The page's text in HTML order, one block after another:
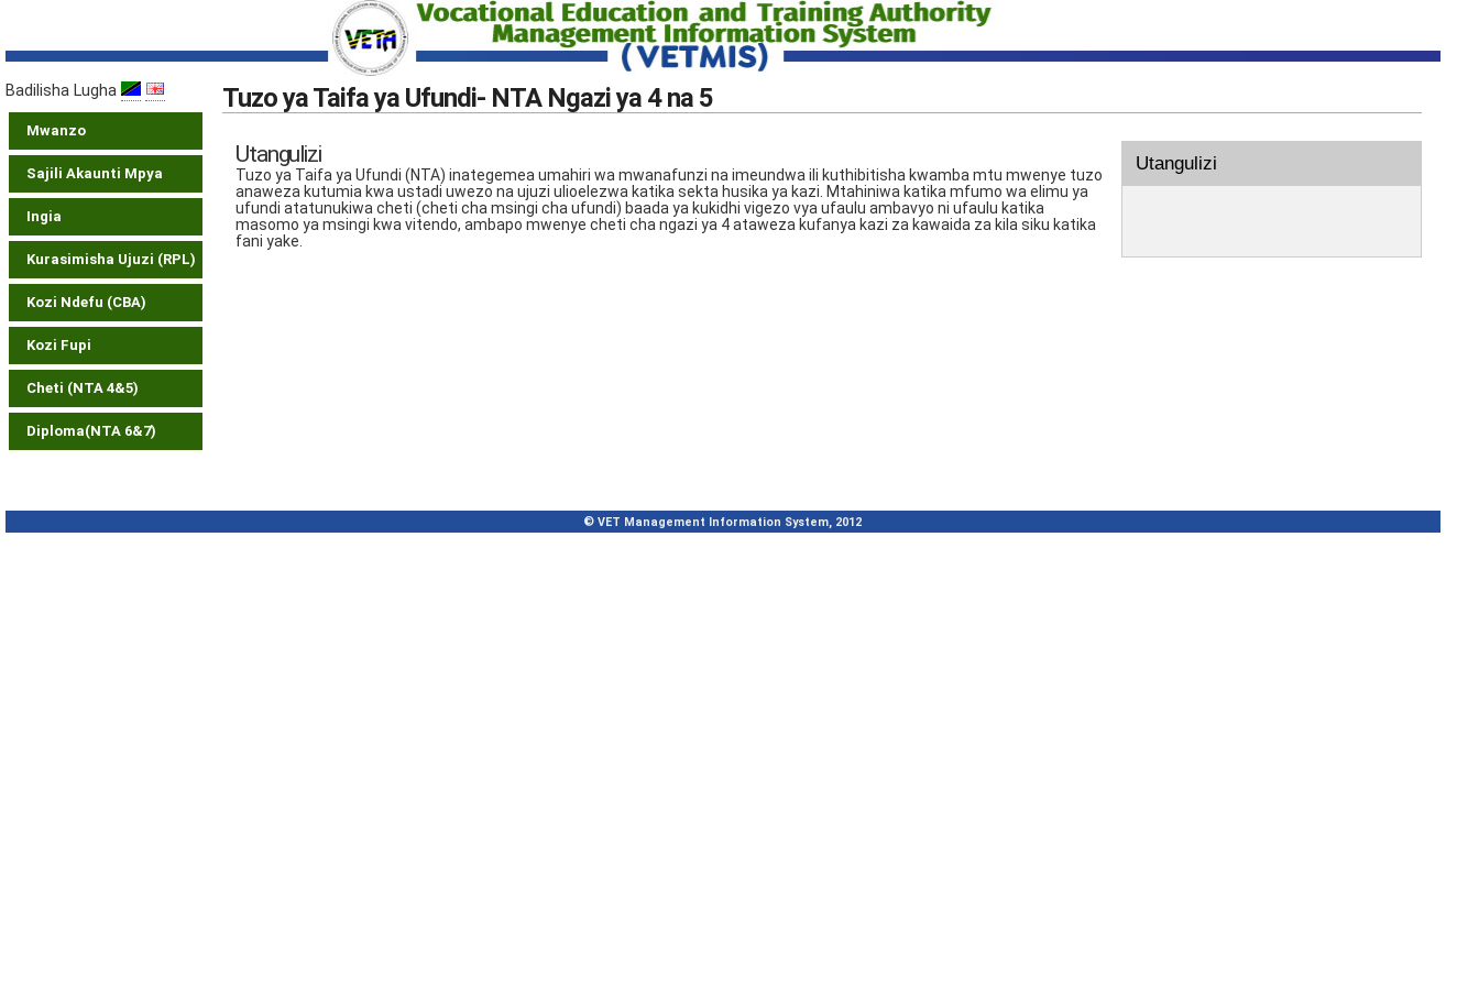
Badilisha Lugha
Mwanzo
Sajili Akaunti Mpya
Ingia
Kurasimisha Ujuzi (RPL)
Kozi Ndefu (CBA)
Kozi Fupi
Cheti (NTA 4&5)
Diploma(NTA 6&7)
Tuzo ya Taifa ya Ufundi- NTA Ngazi ya 4 na 5
Utangulizi
Tuzo ya Taifa ya Ufundi (NTA) inategemea umahiri wa mwanafunzi na imeundwa ili kuthibitisha kwamba mtu mwenye tuzo
anaweza kutumia kwa ustadi uwezo na ujuzi ulioelezwa katika sekta husika ya kazi. Mtahiniwa katika mfumo wa elimu ya
ufundi atatunukiwa cheti (cheti cha msingi cha ufundi) baada ya kukidhi vigezo vya ufaulu ambavyo ni ufaulu katika
masomo ya msingi kwa vitendo, ambapo mwenye cheti cha ngazi ya 4 ataweza kufanya kazi za kawaida za kila siku katika
fani yake.
Utangulizi
© VET Management Information System, 2012